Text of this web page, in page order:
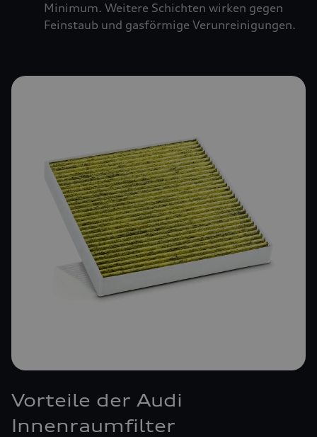
Minimum. Weitere Schichten wirken gegen
Feinstaub und gasförmige Verunreinigungen.
Vorteile der Audi
Innenraumfilter